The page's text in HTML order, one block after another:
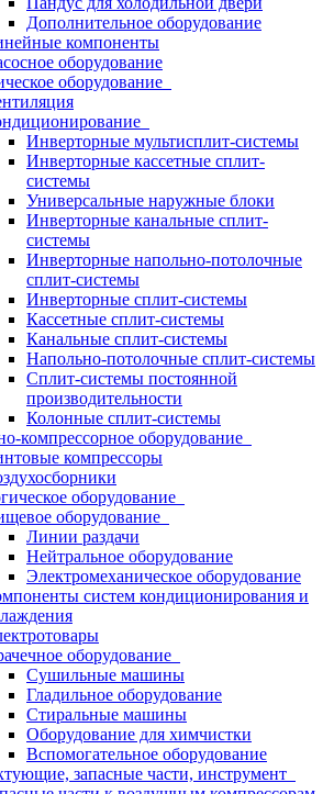
Дополнительное оборудование
компоненты
оборудование
оборудование
Инверторные мультисплит-системы
Инверторные кассетные сплит-
системы
Универсальные наружные блоки
Инверторные канальные сплит-
системы
Инверторные напольно-потолочные
сплит-системы
Инверторные сплит-системы
Кассетные сплит-системы
Канальные сплит-системы
Напольно-потолочные сплит-системы
Сплит-системы постоянной
производительности
Колонные сплит-системы
компрессорное оборудование
компрессоры
оборудование
оборудование
Линии раздачи
Нейтральное оборудование
Электромеханическое оборудование
систем кондиционирования и
оборудование
Сушильные машины
Гладильное оборудование
Стиральные машины
Оборудование для химчистки
Вспомогательное оборудование
запасные части, инструмент